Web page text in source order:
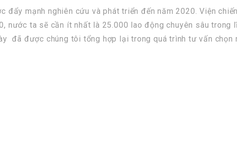
mạnh nghiên cứu và phát triển đến năm 2020. Viện
nước ta sẽ cần ít nhất là 25.000 lao động chuyên sâu trong
đã được chúng tôi tổng hợp lại trong quá trình tư vấn chọn